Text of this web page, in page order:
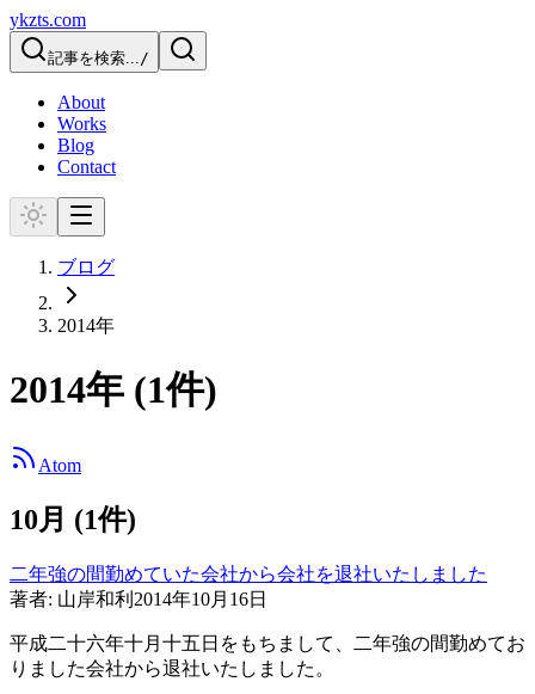
ykzts.com
記事を検索.../
About
Works
Blog
Contact
ブログ
2014年
2014年 (1件)
Atom
10月 (1件)
二年強の間勤めていた会社から会社を退社いたしました
著者: 山岸和利 2014年10月16日
平成二十六年十月十五日をもちまして、二年強の間勤めてお
りました会社から退社いたしました。